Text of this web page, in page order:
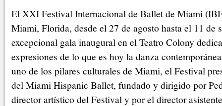
El XXI Festival Internacional de Ballet de Miami
Miami, Florida, desde el 27 de agosto hasta el 11 de
excepcional gala inaugural en el Teatro Colony
expresiones de lo que es hoy la danza
uno de los pilares culturales de Miami, el Festival
del Miami Hispanic Ballet, fundado y dirigido por
director artístico del Festival y por el director